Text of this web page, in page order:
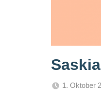
1. Oktober